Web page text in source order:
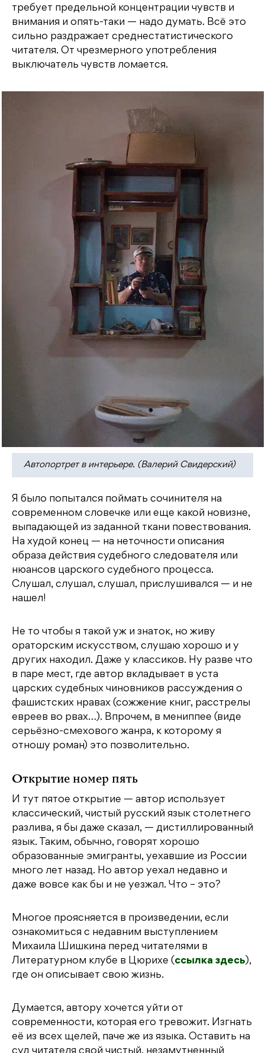
требует предельной концентрации чувств и
внимания и опять-таки — надо думать. Всё это
сильно раздражает среднестатистического
читателя. От чрезмерного употребления
выключатель чувств ломается.
Автопортрет в интерьере. (Валерий Свидерский)
Я было попытался поймать сочинителя на
современном словечке или еще какой новизне,
выпадающей из заданной ткани повествования.
На худой конец — на неточности описания
образа действия судебного следователя или
нюансов царского судебного процесса.
Слушал, слушал, слушал, прислушивался — и не
нашел!
Не то чтобы я такой уж и знаток, но живу
ораторским искусством, слушаю хорошо и у
других находил. Даже у классиков. Ну разве что
в паре мест, где автор вкладывает в уста
царских судебных чиновников рассуждения о
фашистских нравах (сожжение книг, расстрелы
евреев во рвах…). Впрочем, в мениппее (виде
серьёзно-смехового жанра, к которому я
отношу роман) это позволительно.
Открытие номер пять
И тут пятое открытие — автор использует
классический, чистый русский язык столетнего
разлива, я бы даже сказал, — дистиллированный
язык. Таким, обычно, говорят хорошо
образованные эмигранты, уехавшие из России
много лет назад. Но автор уехал недавно и
даже вовсе как бы и не уезжал. Что – это?
Многое проясняется в произведении, если
ознакомиться с недавним выступлением
Михаила Шишкина перед читателями в
Литературном клубе в Цюрихе (ссылка здесь),
где он описывает свою жизнь.
Думается, автору хочется уйти от
современности, которая его тревожит. Изгнать
её из всех щелей, паче же из языка. Оставить на
суд читателя свой чистый, незамутненный